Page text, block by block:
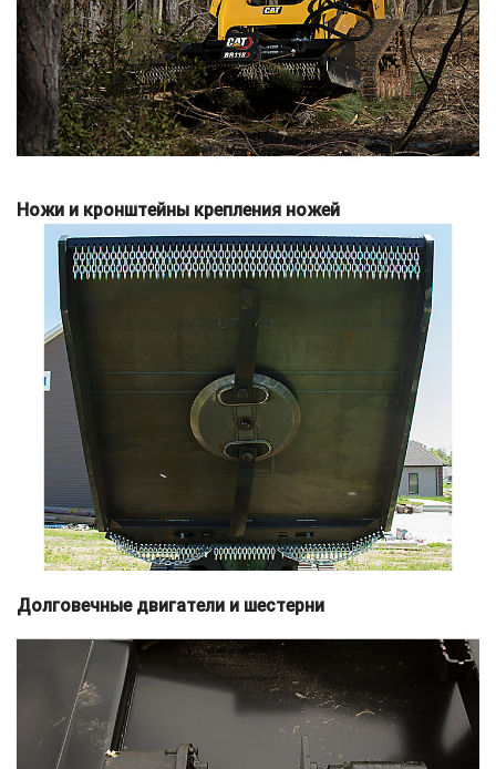
Ножи и кронштейны крепления ножей
Долговечные двигатели и шестерни